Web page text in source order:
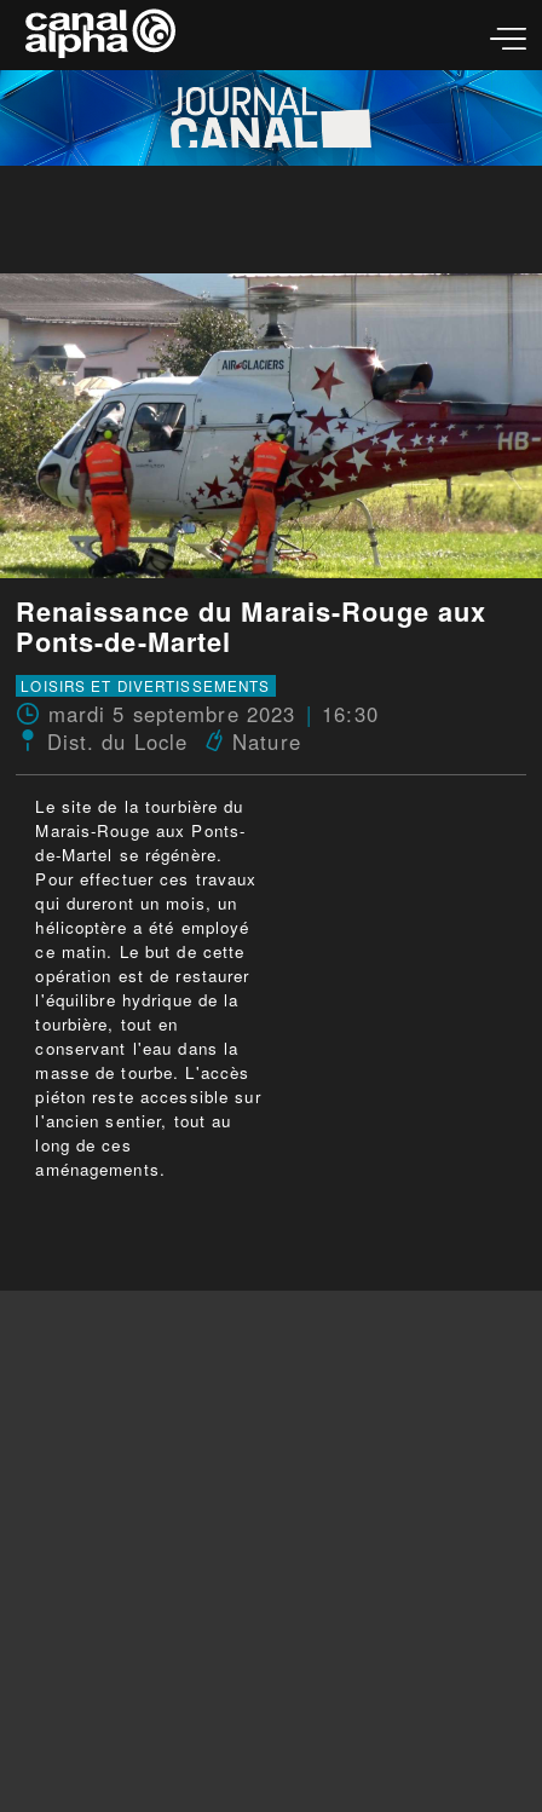
Renaissance du Marais-Rouge aux
Ponts-de-Martel
LOISIRS ET DIVERTISSEMENTS
mardi 5 septembre 2023
16:30
Dist. du Locle
Nature
Le site de la tourbière du
Marais-Rouge aux Ponts-
de-Martel se régénère.
Pour effectuer ces travaux
qui dureront un mois, un
hélicoptère a été employé
ce matin. Le but de cette
opération est de restaurer
l'équilibre hydrique de la
tourbière, tout en
conservant l'eau dans la
masse de tourbe. L'accès
piéton reste accessible sur
l'ancien sentier, tout au
long de ces
aménagements.